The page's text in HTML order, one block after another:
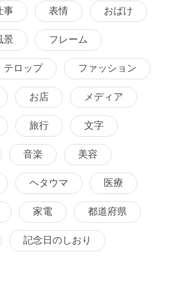
事 表情 おばけ
景 フレーム
テロップ ファッション
お店 メディア
旅行 文字
音楽 美容
ヘタウマ 医療
家電 都道府県
記念日のしおり